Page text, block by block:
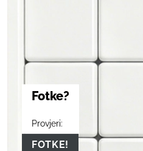
Fotke?
Provjeri:
FOTKE!